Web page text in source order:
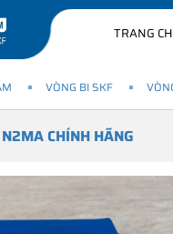
TRANG
VÒNG BI SKF
CHÍNH HÃNG